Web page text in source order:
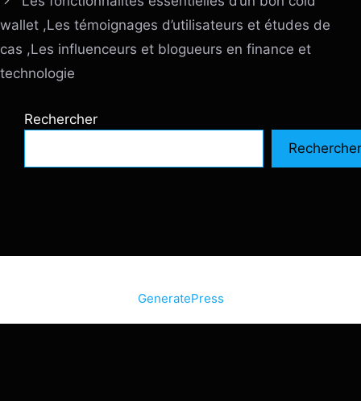
wallet ,Les témoignages d’utilisateurs et études de
cas ,Les influenceurs et blogueurs en finance et
technologie
Rechercher
Rechercher
GeneratePress